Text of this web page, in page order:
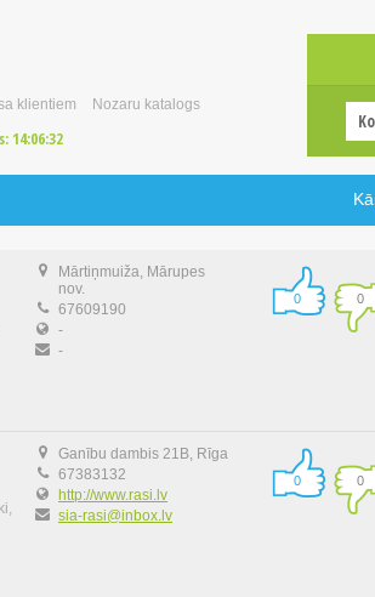
klientiem Nozaru katalogs
14:06:33
Mārtiņmuiža, Mārupes
nov.
67609190
-
-
0 0
Ganību dambis 21B, Rīga
67383132
http://www.rasi.lv
sia-rasi@inbox.lv
0 0